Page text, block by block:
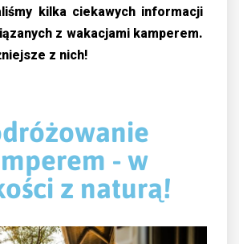
kilka ciekawych informacji
z wakacjami kamperem.
z nich!
- w
z naturą!